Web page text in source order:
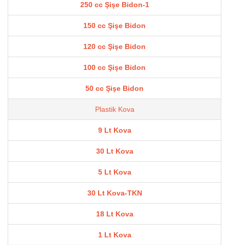
250 cc Şişe Bidon-1
150 cc Şişe Bidon
120 cc Şişe Bidon
100 cc Şişe Bidon
50 cc Şişe Bidon
Plastik Kova
9 Lt Kova
30 Lt Kova
5 Lt Kova
30 Lt Kova-TKN
18 Lt Kova
1 Lt Kova